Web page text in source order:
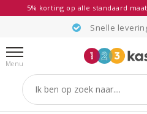
5% korting op alle standaard
Snelle
Menu